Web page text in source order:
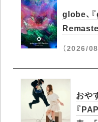
globe、
（2026/
おや
『